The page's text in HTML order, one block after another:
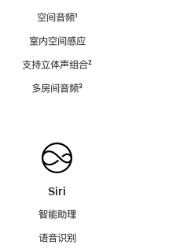
空间音频脚
¹
室内空间感应
支持立体声组合脚
²
多房间音频脚
³
Siri
智能助理
语音识别